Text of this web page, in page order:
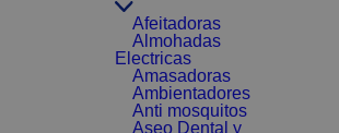
Afeitadoras
Almohadas
Electricas
Amasadoras
Ambientadores
Anti mosquitos
Aseo Dental y